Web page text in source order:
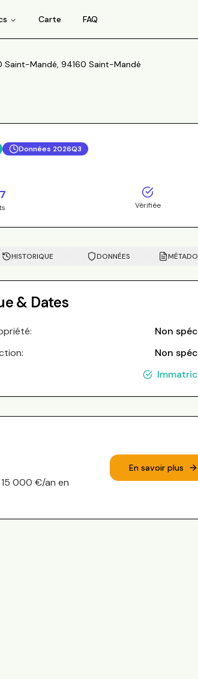
Carte FAQ
Saint-Mandé, 94160 Saint-Mandé
Données 2026Q3
Vérifiée
HISTORIQUE DONNÉES
& Dates
Non
Non
000 €/an en
En savoir plus